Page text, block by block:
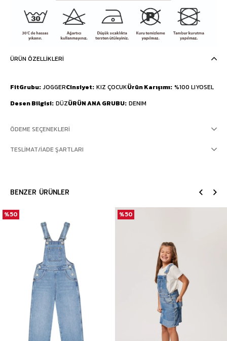
ÜRÜN ÖZELLIKLERI
FitGrubu JOGGERCinsiyet KIZ ÇOCUKÜrün Karışımı %100 LIYOSEL
Desen Bilgisi DÜZÜRÜN ANA GRUBU DENIM
ÖDEME SEÇENEKLERI
TESLIMAT/İADE ŞARTLARI
BENZER ÜRÜNLER
%50 %50